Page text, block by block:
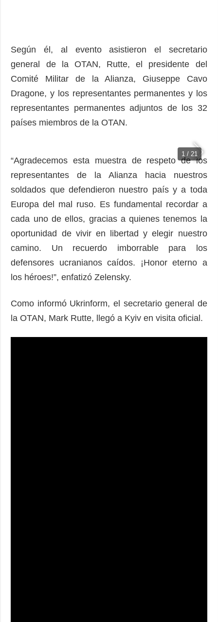
Según él, al evento asistieron el secretario
general de la OTAN, Rutte, el presidente del
Comité Militar de la Alianza, Giuseppe Cavo
Dragone, y los representantes permanentes y los
representantes permanentes adjuntos de los 32
países miembros de la OTAN.
1 / 21
“Agradecemos esta muestra de respeto de los
representantes de la Alianza hacia nuestros
soldados que defendieron nuestro país y a toda
Europa del mal ruso. Es fundamental recordar a
cada uno de ellos, gracias a quienes tenemos la
oportunidad de vivir en libertad y elegir nuestro
camino. Un recuerdo imborrable para los
defensores ucranianos caídos. ¡Honor eterno a
los héroes!”, enfatizó Zelensky.
Como informó Ukrinform, el secretario general de
la OTAN, Mark Rutte, llegó a Kyiv en visita oficial.